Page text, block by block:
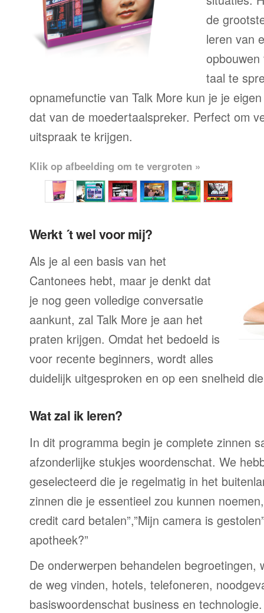
de
leren van
taal te
opnamefunctie van Talk More kun je je
dat van de moedertaalspreker. Perfect om
uitspraak te krijgen.
Klik op afbeelding om te vergroten »
Werkt ´t wel voor mij?
Als je al een basis van het
Cantonees hebt, maar je denkt dat
je nog geen volledige conversatie
aankunt, zal Talk More je aan het
praten krijgen. Omdat het bedoeld is
voor recente beginners, wordt alles
duidelijk uitgesproken en op een snelheid
Wat zal ik leren?
In dit programma begin je complete zinnen
afzonderlijke stukjes woordenschat. We
geselecteerd die je regelmatig in het
zinnen die je essentieel zou kunnen
credit card betalen”,”Mijn camera is
apotheek?”
De onderwerpen behandelen begroetingen,
de weg vinden, hotels, telefoneren,
basiswoordenschat business en technologie.